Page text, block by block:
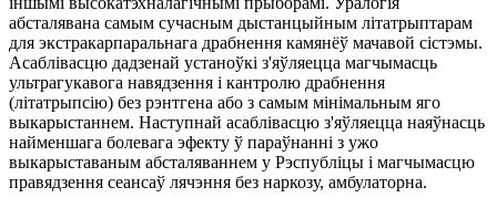
абсталявана самым сучасным дыстанцыйным літатрыптарам
для экстракарпаральнага драбнення камянёў мачавой сістэмы.
Асаблівасцю дадзенай устаноўкі з'яўляецца магчымасць
ультрагукавога навядзення і кантролю драбнення
(літатрыпсію) без рэнтгена або з самым мінімальным яго
выкарыстаннем. Наступнай асаблівасцю з'яўляецца наяўнасць
найменшага болевага эфекту ў параўнанні з ужо
выкарыставаным абсталяваннем у Рэспубліцы і магчымасцю
правядзення сеансаў лячэння без наркозу, амбулаторна.